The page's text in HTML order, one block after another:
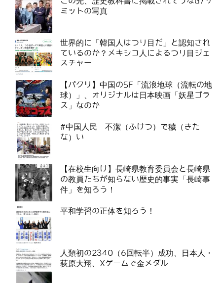
ミットの写真
世界的に「韓国人はつり目だ」と認知され
ているのか？メキシコ人によるつり目ジェ
スチャー
【パクリ】中国のSF「流浪地球（流転の地
球）」、オリジナルは日本映画「妖星ゴラ
ス」なのか
#中国人民 不潔（ふけつ）で穢（きた
な）い
【在校生向け】長崎県教育委員会と長崎県
の教員たちが知らない歴史的事実「長崎事
件」を知ろう！
平和学習の正体を知ろう！
人類初の2340（6回転半）成功、日本人・
荻原大翔、Xゲームで金メダル